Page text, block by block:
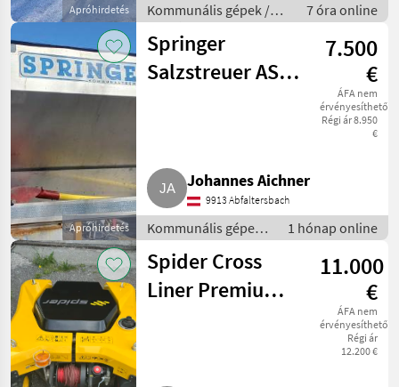
Apróhirdetés
Kommunális gépek /
Rézsűkasza
7 óra online
Apróhirdetés
Springer
Salzstreuer AS
7.500
€
ÁFA nem
érvényesíthető
Régi ár 8.950
€
Johannes Aichner
9913 Abfaltersbach
Kommunális gépek /
Szórógépek
1 hónap online
Spider Cross
Liner Premium,
11.000
€
ÁFA nem
érvényesíthető
Régi ár
12.200 €